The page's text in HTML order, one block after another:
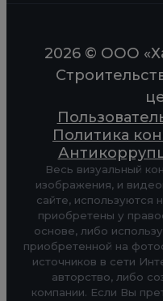
2026 © ООО
Политика
Весь визуальный
изображения, и
сайте, используются
приобретены у
основе, либо
приобретенной на
источников в сети
авторство, либо
компании. Если Вы